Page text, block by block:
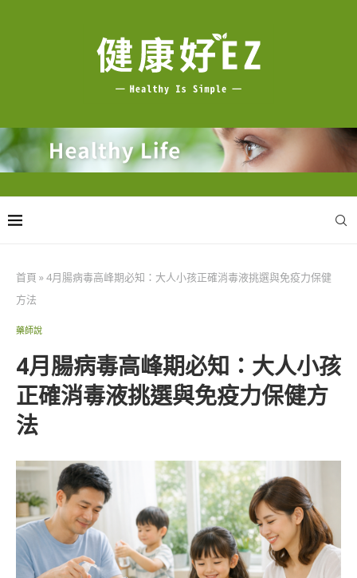
首頁 »4月腸病毒高峰期必知：大人小孩正確消毒液挑選與免疫力保健
方法
藥師說
4月腸病毒高峰期必知：大人小孩
正確消毒液挑選與免疫力保健方
法